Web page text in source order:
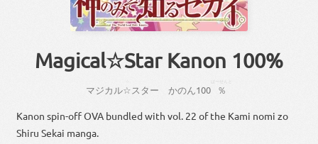
Magical☆Star Kanon 100%
マジカル☆スター かのん100 ％
Kanon spin-off OVA bundled with vol. 22 of the Kami nomi zo
Shiru Sekai manga.